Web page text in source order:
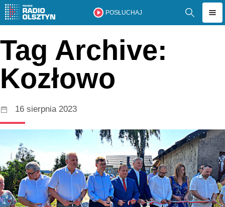
POSŁUCHAJ
Tag Archive:
Kozłowo
16 sierpnia 2023